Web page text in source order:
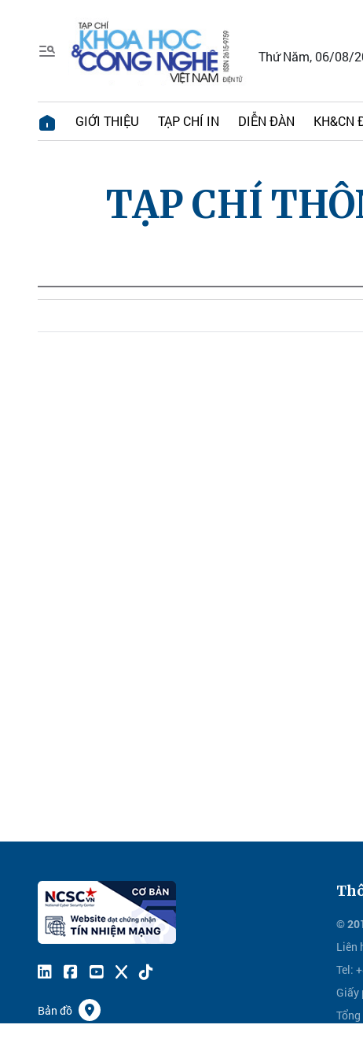
Thứ Năm, 06/08/
GIỚI THIỆU TẠP CHÍ IN DIỄN ĐÀN KH&CN
TẠP CHÍ
Bản đồ
©
Liên
Tel:
Giấy